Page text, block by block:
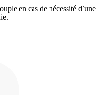
en cas de nécessité d’une